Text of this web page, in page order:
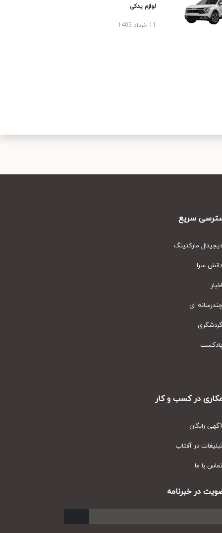
لوازم یدکی
سریع
مارکتینگ
سرا
ای
در کسب و کار
رایگان
در آفتاب
با ما
در خبرنامه